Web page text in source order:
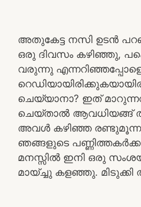
അതുകേട്ട നസി ഉടൻ
ഒരു ദിവസം കഴിഞ്ഞു,
വരുന്നു
ചെയ്യാനാ? ഇത്
ചെയ്താൽ ആവധിയങ്ങ്
അവൾ കഴിഞ്ഞ
ഞങ്ങളുടെ
മനസ്സിൽ ഇനി ഒരു
മായ്ച്ചു കളഞ്ഞു. മിടുക്കി